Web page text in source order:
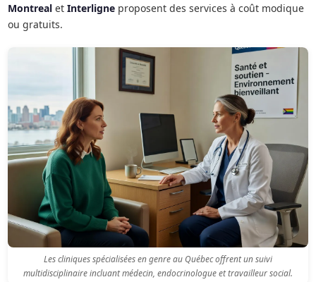
Montreal etInterligne proposent des services à coût modique
ou gratuits.
Les cliniques spécialisées en genre au Québec offrent un suivi
multidisciplinaire incluant médecin, endocrinologue et travailleur social.